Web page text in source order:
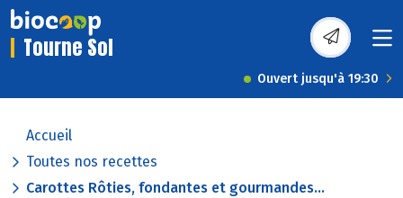
Tourne Sol
Ouvert jusqu'à 19:30
Accueil
Toutes nos recettes
Carottes Rôties, fondantes et gourmandes...